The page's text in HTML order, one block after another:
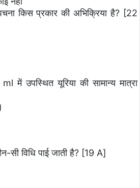
किस प्रकार की अभिक्रिया है? [22
में उपस्थित यूरिया की सामान्य मात्रा
सी विधि पाई जाती है? [19 A]